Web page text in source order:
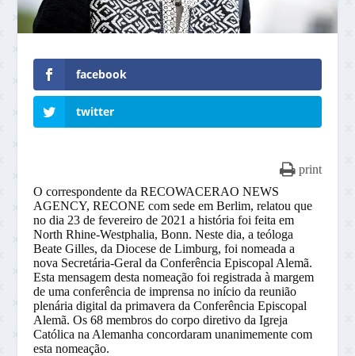
facebook
twitter
print
O correspondente da RECOWACERAO NEWS
AGENCY, RECONE com sede em Berlim, relatou que
no dia 23 de fevereiro de 2021 a história foi feita em
North Rhine-Westphalia, Bonn. Neste dia, a teóloga
Beate Gilles, da Diocese de Limburg, foi nomeada a
nova Secretária-Geral da Conferência Episcopal Alemã.
Esta mensagem desta nomeação foi registrada à margem
de uma conferência de imprensa no início da reunião
plenária digital da primavera da Conferência Episcopal
Alemã. Os 68 membros do corpo diretivo da Igreja
Católica na Alemanha concordaram unanimemente com
esta nomeação.